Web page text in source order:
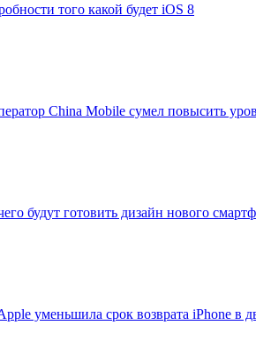
того какой будет iOS 8
China Mobile сумел повысить
будут готовить дизайн нового
уменьшила срок возврата iPhone в